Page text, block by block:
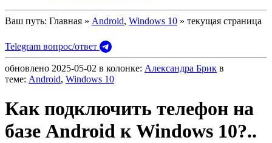
Ваш путь: Главная » Android, Windows 10 » текущая страница
Telegram вопрос/ответ
обновлено 2025-05-02 в колонке: Александра Брик в
теме: Android, Windows 10
Как подключить телефон на
базе Android к Windows 10?..